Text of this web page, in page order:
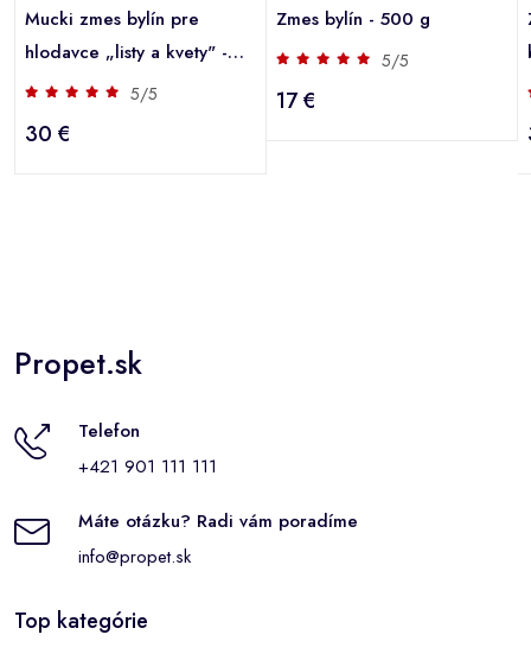
Mucki zmes bylín pre
hlodavce „listy a kvety" -
Výhodné balenie: 2 x 500 g
5/5
30 €
Zmes bylín - 500 g
5/5
17 €
Propet.sk
Telefon
+421 901 111 111
Máte otázku? Radi vám poradíme
info@propet.sk
Top kategórie